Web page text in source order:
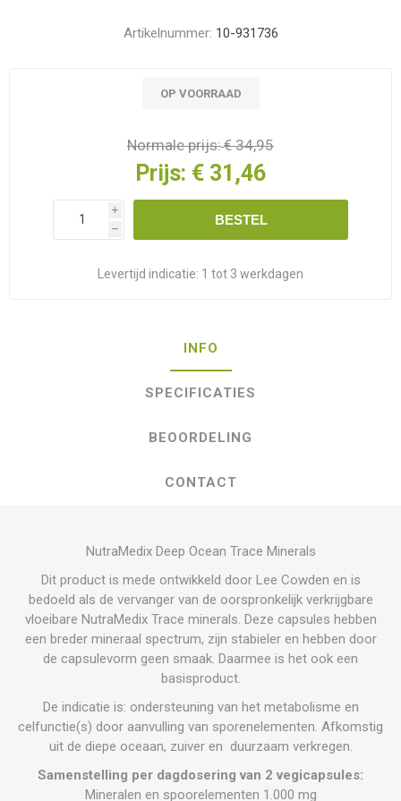
Artikelnummer: 10-931736
OP VOORRAAD
Normale prijs:€ 34,95
Prijs: € 31,46
i
h
BESTEL
Levertijd indicatie: 1 tot 3 werkdagen
INFO
SPECIFICATIES
BEOORDELING
CONTACT
NutraMedix Deep Ocean Trace Minerals
Dit product is mede ontwikkeld door Lee Cowden en is
bedoeld als de vervanger van de oorspronkelijk verkrijgbare
vloeibare NutraMedix Trace minerals. Deze capsules hebben
een breder mineraal spectrum, zijn stabieler en hebben door
de capsulevorm geen smaak. Daarmee is het ook een
basisproduct.
De indicatie is: ondersteuning van het metabolisme en
celfunctie(s) door aanvulling van sporenelementen. Afkomstig
uit de diepe oceaan, zuiver en duurzaam verkregen.
Samenstelling per dagdosering van 2 vegicapsules:
Mineralen en spoorelementen 1.000 mg